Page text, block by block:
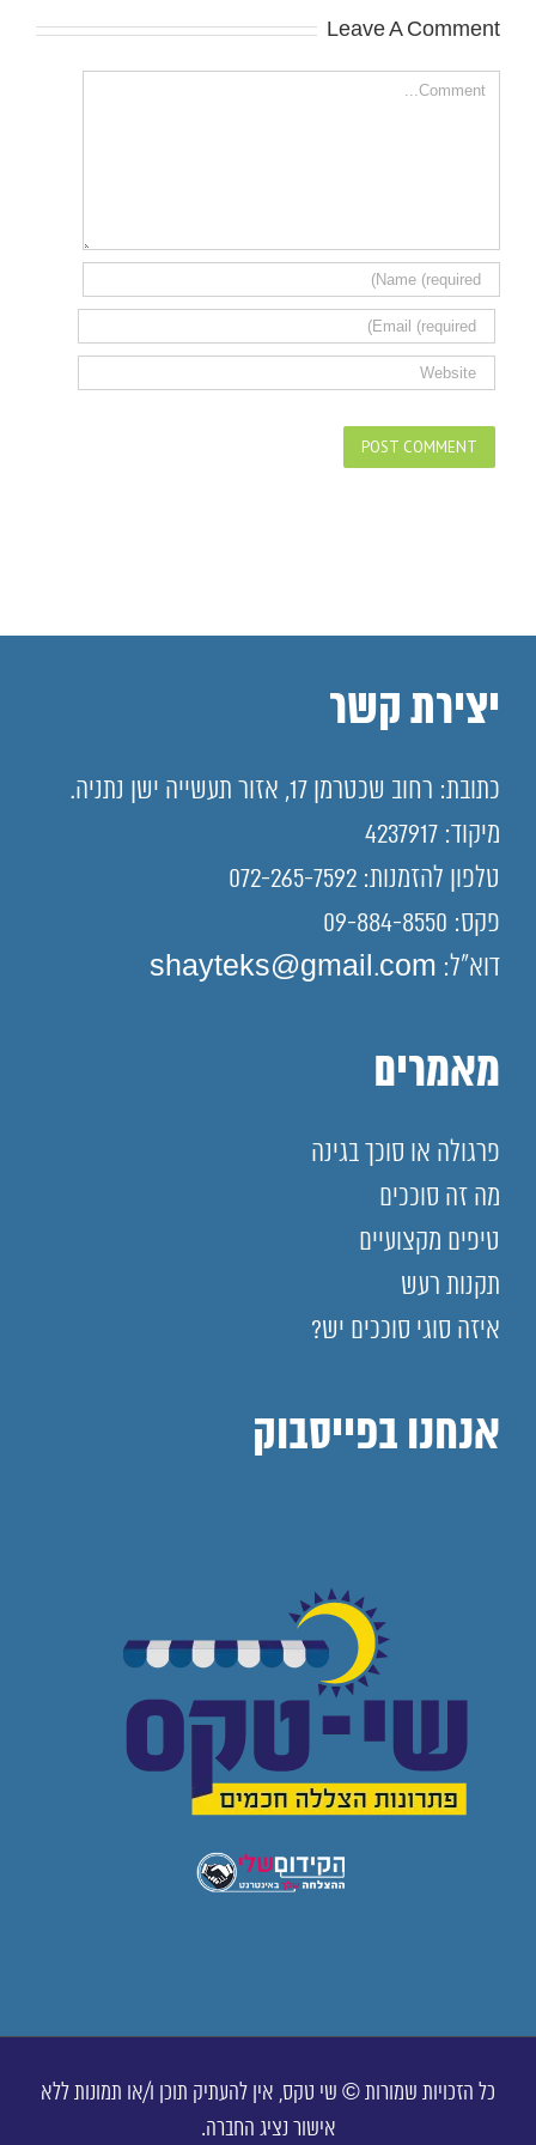
Leave A Comment
Comment
יצירת קשר
כתובת: רחוב שכטרמן 17, אזור תעשייה ישן נתניה.
מיקוד: 4237917
טלפון להזמנות: 072-265-7592
פקס: 09-884-8550
דוא"ל: shayteks@gmail.com
מאמרים
פרגולה או סוכך בגינה
מה זה סוככים
טיפים מקצועיים
תקנות רעש
איזה סוגי סוככים יש?
אנחנו בפייסבוק
כל הזכויות שמורות © שי טקס, אין להעתיק תוכן ו/או תמונות ללא
אישור נציג החברה.